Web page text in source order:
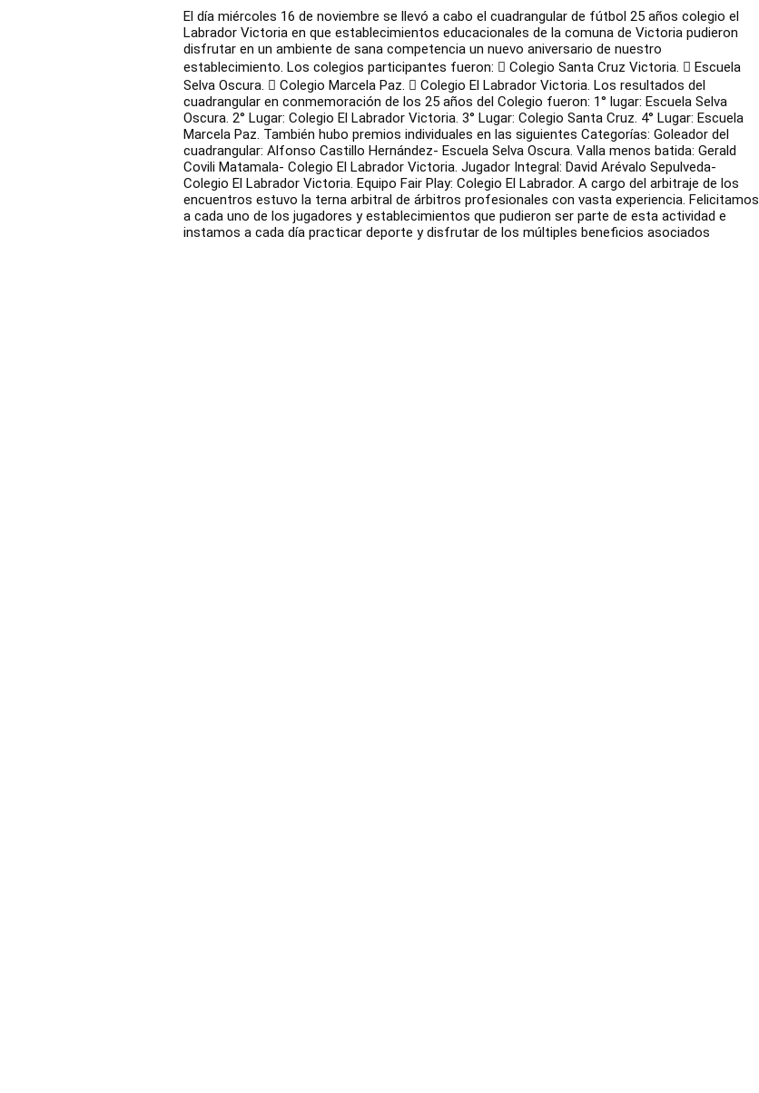
El día miércoles 16 de noviembre se llevó a cabo el cuadrangular de fútbol 25 años colegio el
Labrador Victoria en que establecimientos educacionales de la comuna de Victoria pudieron
disfrutar en un ambiente de sana competencia un nuevo aniversario de nuestro
establecimiento. Los colegios participantes fueron:  Colegio Santa Cruz Victoria.  Escuela
Selva Oscura.  Colegio Marcela Paz.  Colegio El Labrador Victoria. Los resultados del
cuadrangular en conmemoración de los 25 años del Colegio fueron: 1° lugar: Escuela Selva
Oscura. 2° Lugar: Colegio El Labrador Victoria. 3° Lugar: Colegio Santa Cruz. 4° Lugar: Escuela
Marcela Paz. También hubo premios individuales en las siguientes Categorías: Goleador del
cuadrangular: Alfonso Castillo Hernández- Escuela Selva Oscura. Valla menos batida: Gerald
Covili Matamala- Colegio El Labrador Victoria. Jugador Integral: David Arévalo Sepulveda-
Colegio El Labrador Victoria. Equipo Fair Play: Colegio El Labrador. A cargo del arbitraje de los
encuentros estuvo la terna arbitral de árbitros profesionales con vasta experiencia. Felicitamos
a cada uno de los jugadores y establecimientos que pudieron ser parte de esta actividad e
instamos a cada día practicar deporte y disfrutar de los múltiples beneficios asociados